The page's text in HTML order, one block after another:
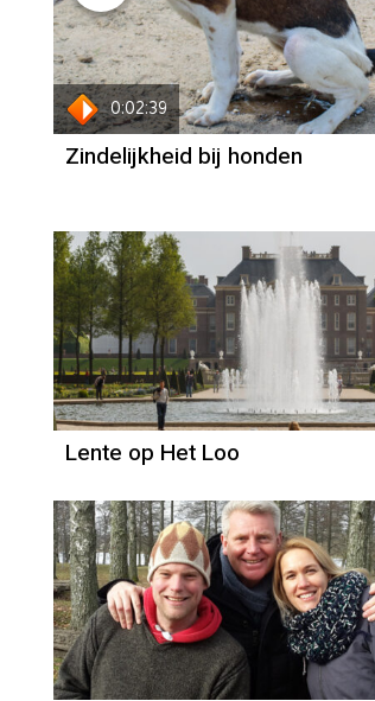
0:02:39
Zindelijkheid bij honden
Column
Paul Rem
Lente op Het Loo